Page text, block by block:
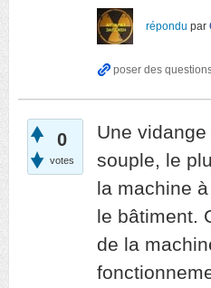
répondu par
0
votes
Une
souple, le
la machine
le bâtiment.
de la